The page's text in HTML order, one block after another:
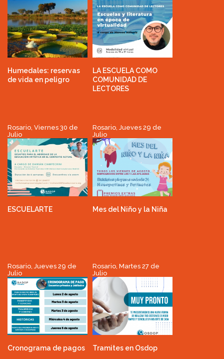
Humedales: reservas
de vida en peligro
LA ESCUELA COMO
COMUNIDAD DE
LECTORES
Rosario, Viernes 30 de
Julio
ESCUELARTE
Rosario, Jueves 29 de
Julio
Mes del Niño y la Niña
Rosario, Jueves 29 de
Julio
Cronograma de pagos
Rosario, Martes 27 de
Julio
Tramites en Osdop